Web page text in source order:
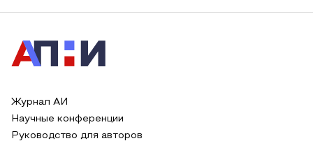
Журнал АИ
Научные конференции
Руководство для авторов